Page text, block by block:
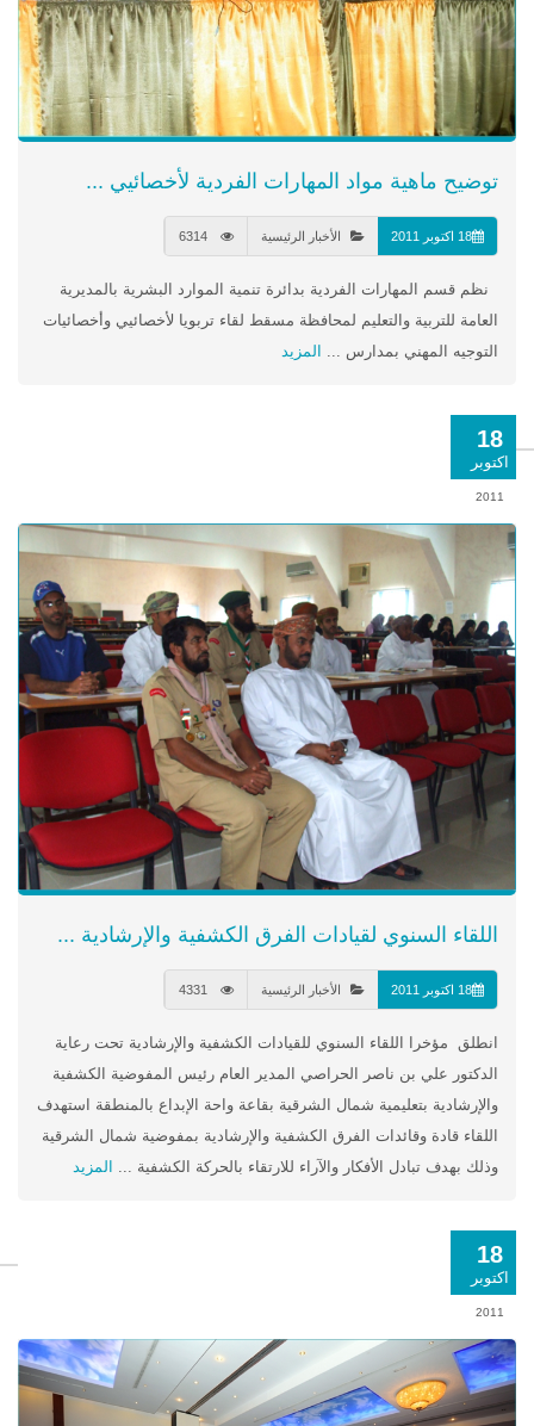
توضيح ماهية مواد المهارات الفردية لأخصائيي ...
18 اكتوبر 2011 الأخبار الرئيسية
نظم قسم المهارات الفردية بدائرة تنمية الموارد البشرية بالمديرية
العامة للتربية والتعليم لمحافظة مسقط لقاء تربويا لأخصائيي وأخصائيات
التوجيه المهني بمدارس ... المزيد
18
اكتوبر
2011
اللقاء السنوي لقيادات الفرق الكشفية والإرشادية ...
18 اكتوبر 2011 الأخبار الرئيسية
انطلق مؤخرا اللقاء السنوي للقيادات الكشفية والإرشادية تحت رعاية
الدكتور علي بن ناصر الحراصي المدير العام رئيس المفوضية الكشفية
والإرشادية بتعليمية شمال الشرقية بقاعة واحة الإبداع بالمنطقة استهدف
اللقاء قادة وقائدات الفرق الكشفية والإرشادية بمفوضية شمال الشرقية
وذلك بهدف تبادل الأفكار والآراء للارتقاء بالحركة الكشفية ... المزيد
18
اكتوبر
2011